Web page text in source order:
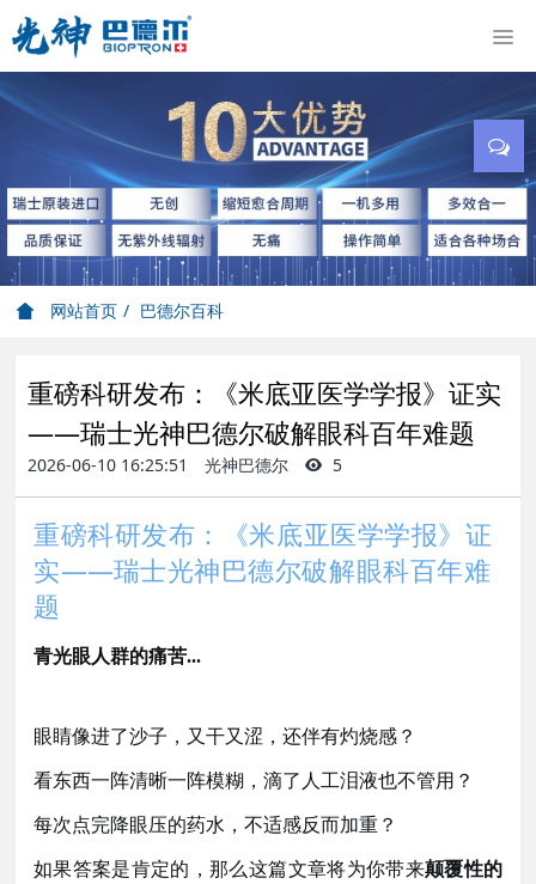
网站首页 巴德尔百科
重磅科研发布：《米底亚医学学报》证实
——瑞士光神巴德尔破解眼科百年难题
2026-06-10 16:25:51 光神巴德尔 5
重磅科研发布：《米底亚医学学报》证
实——瑞士光神巴德尔破解眼科百年难
题
青光眼人群的痛苦...
眼睛像进了沙子，又干又涩，还伴有灼烧感？
看东西一阵清晰一阵模糊，滴了人工泪液也不管用？
每次点完降眼压的药水，不适感反而加重？
如果答案是肯定的，那么这篇文章将为你带来颠覆性的